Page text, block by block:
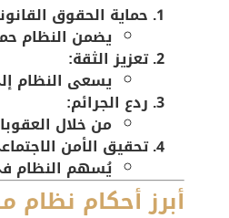
حماية الحقوق
يضمن النظام
تعزيز الثقة:
يسعى النظام
ردع الجرائم:
من خلال
تحقيق الأمن
يُسهم النظام في
أبرز أحكام نظام